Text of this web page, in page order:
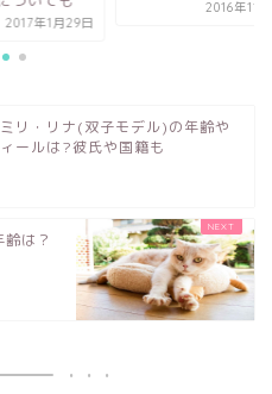
2017年1月29日
2016年11
リ・リナ(双子モデル)の年齢や
ールは?彼氏や国籍も
は？